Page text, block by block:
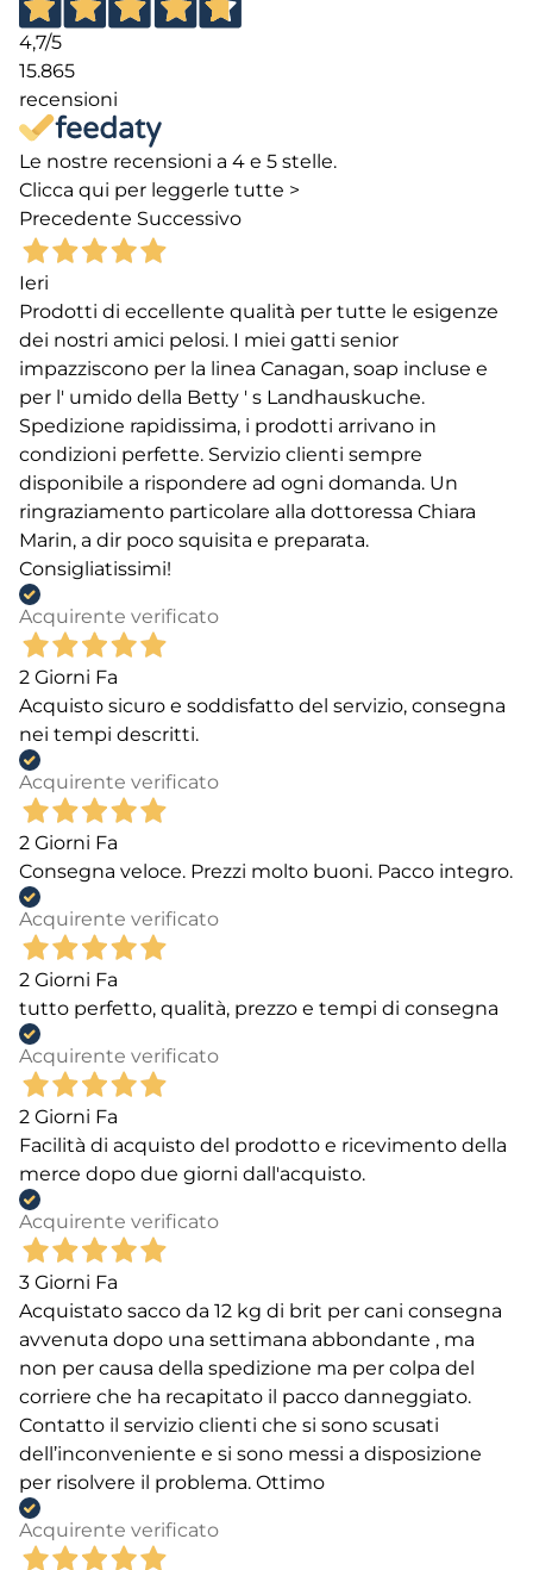
4,7/5
15.865
recensioni
Le nostre recensioni a 4 e 5 stelle.
Clicca qui per leggerle tutte >
Precedente Successivo
Ieri
Prodotti di eccellente qualità per tutte le esigenze
dei nostri amici pelosi. I miei gatti senior
impazziscono per la linea Canagan, soap incluse e
per l' umido della Betty ' s Landhauskuche.
Spedizione rapidissima, i prodotti arrivano in
condizioni perfette. Servizio clienti sempre
disponibile a rispondere ad ogni domanda. Un
ringraziamento particolare alla dottoressa Chiara
Marin, a dir poco squisita e preparata.
Consigliatissimi!
Acquirente verificato
2 Giorni Fa
Acquisto sicuro e soddisfatto del servizio, consegna
nei tempi descritti.
Acquirente verificato
2 Giorni Fa
Consegna veloce. Prezzi molto buoni. Pacco integro.
Acquirente verificato
2 Giorni Fa
tutto perfetto, qualità, prezzo e tempi di consegna
Acquirente verificato
2 Giorni Fa
Facilità di acquisto del prodotto e ricevimento della
merce dopo due giorni dall'acquisto.
Acquirente verificato
3 Giorni Fa
Acquistato sacco da 12 kg di brit per cani consegna
avvenuta dopo una settimana abbondante , ma
non per causa della spedizione ma per colpa del
corriere che ha recapitato il pacco danneggiato.
Contatto il servizio clienti che si sono scusati
dell’inconveniente e si sono messi a disposizione
per risolvere il problema. Ottimo
Acquirente verificato